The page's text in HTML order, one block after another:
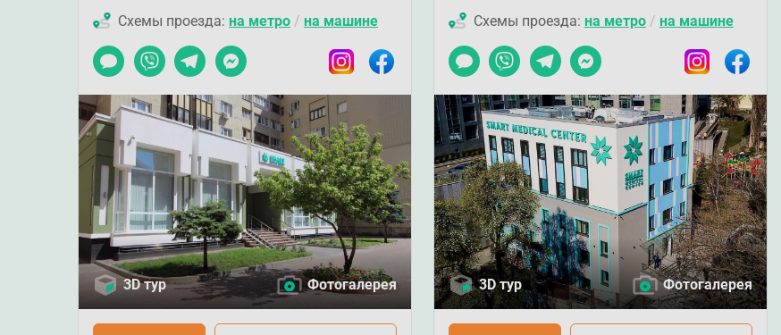
Схемы проезда: на метро / на машине
Чат Viber TelegramMessenger InstagramFacebook
3D тур Фотогалерея
Схемы проезда: на метро/ на машине
Чат Viber TelegramMessenger InstagramFacebook
3D тур Фотогалерея